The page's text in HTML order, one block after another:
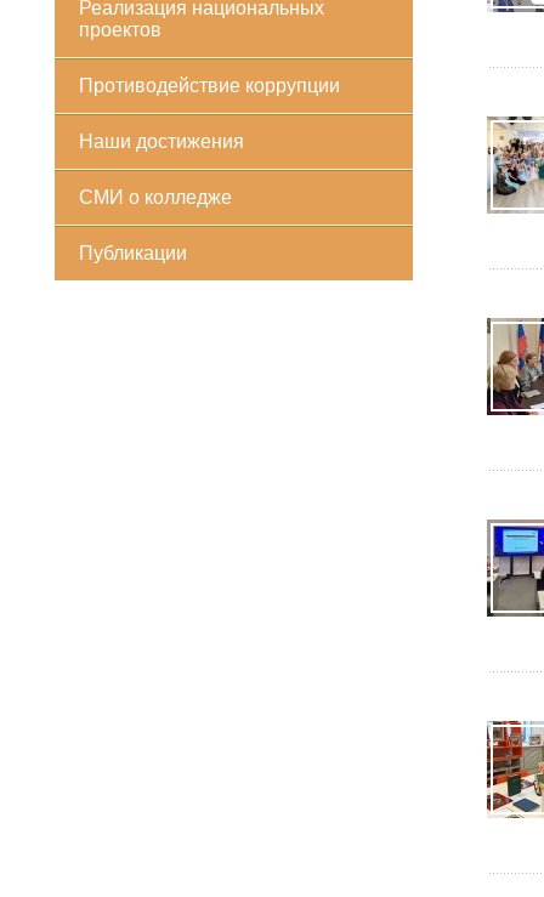
Реализация национальных
проектов
Противодействие коррупции
Наши достижения
СМИ о колледже
Публикации